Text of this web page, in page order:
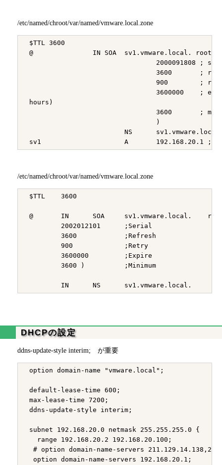
/etc/named/chroot/var/named/vmware.local.zone
$TTL 3600
@               IN SOA  sv1.vmware.local.
2000091808 ;
3600       ;
900        ;
3600000    ;
hours)
3600       ;
                                 )
NS
/etc/named/chroot/var/named/vmware.local.zone
$TTL    3600
@       IN      SOA     sv1.vmware.local.
         2002012101      ;Serial
         3600            ;Refresh
         900             ;Retry
         3600000         ;Expire
         3600 )          ;Minimum
DHCPの設定
ddns-update-style interim; が重要
option domain-name "vmware.local";
default-lease-time 600;
max-lease-time 7200;
ddns-update-style interim;
subnet 192.168.20.0 netmask 255.255.255.0 {
   range 192.168.20.2 192.168.20.100;
# option domain-name-servers
  option domain-name-servers 192.168.20.1;